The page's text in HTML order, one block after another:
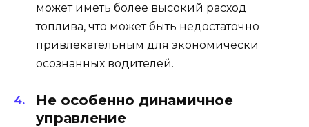
может иметь более высокий расход
топлива, что может быть недостаточно
привлекательным для экономически
осознанных водителей.
Не особенно динамичное
управление